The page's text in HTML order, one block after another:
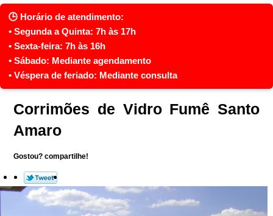
Corrimões de Vidro Fumê Santo
Amaro
Gostou? compartilhe!